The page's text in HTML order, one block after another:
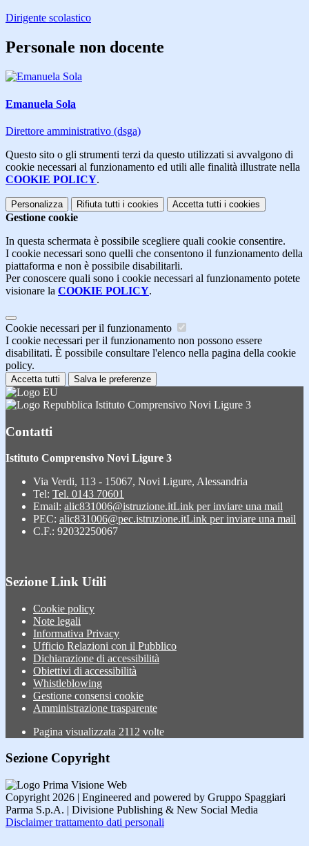
Dirigente scolastico
Personale non docente
Emanuela Sola
Direttore amministrativo (dsga)
Questo sito o gli strumenti terzi da questo utilizzati si avvalgono di
cookie necessari al funzionamento ed utili alle finalità illustrate nella
COOKIE POLICY.
Personalizza Rifiuta tutti i cookies Accetta tutti i cookies
Gestione cookie
In questa schermata è possibile scegliere quali cookie consentire.
I cookie necessari sono quelli che consentono il funzionamento della
piattaforma e non è possibile disabilitarli.
Per conoscere quali sono i cookie necessari al funzionamento potete
visionare la COOKIE POLICY.
Cookie necessari per il funzionamento
I cookie necessari per il funzionamento non possono essere
disabilitati. È possibile consultare l'elenco nella pagina della cookie
policy.
Accetta tutti Salva le preferenze
Istituto Comprensivo Novi Ligure 3
Contatti
Istituto Comprensivo Novi Ligure 3
Via Verdi, 113 - 15067, Novi Ligure, Alessandria
Tel: Tel. 0143 70601
Email: alic831006@istruzione.itLink per inviare una mail
PEC: alic831006@pec.istruzione.itLink per inviare una mail
C.F.: 92032250067
Sezione Link Utili
Cookie policy
Note legali
Informativa Privacy
Ufficio Relazioni con il Pubblico
Dichiarazione di accessibilità
Obiettivi di accessibilità
Whistleblowing
Gestione consensi cookie
Amministrazione trasparente
Pagina visualizzata 2112 volte
Sezione Copyright
Copyright 2026 | Engineered and powered by Gruppo Spaggiari
Parma S.p.A. | Divisione Publishing & New Social Media
Disclaimer trattamento dati personali